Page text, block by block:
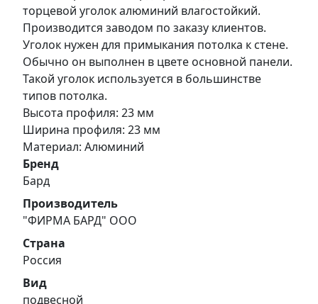
торцевой уголок алюминий влагостойкий.
Производится заводом по заказу клиентов.
Уголок нужен для примыкания потолка к стене.
Обычно он выполнен в цвете основной панели.
Такой уголок используется в большинстве
типов потолка.
Высота профиля: 23 мм
Ширина профиля: 23 мм
Материал: Алюминий
Бренд
Бард
Производитель
"ФИРМА БАРД" ООО
Страна
Россия
Вид
подвесной